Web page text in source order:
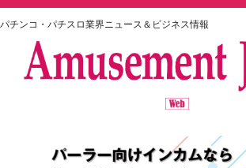
パチンコ・パチスロ業界ニュース＆ビジネス情報